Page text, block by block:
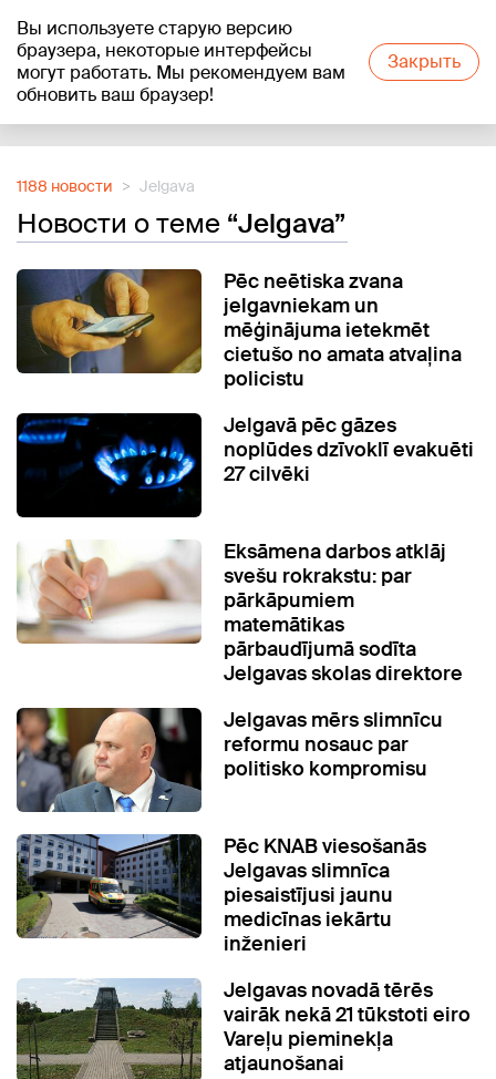
Вы используете старую версию
браузера, некоторые интерфейсы
могут работать. Мы рекомендуем вам
обновить ваш браузер!
Закрыть
+20°C
1188 новости Jelgava
Новости о теме “Jelgava”
Pēc neētiska zvana
jelgavniekam un
mēģinājuma ietekmēt
cietušo no amata atvaļina
policistu
Jelgavā pēc gāzes
noplūdes dzīvoklī evakuēti
27 cilvēki
Eksāmena darbos atklāj
svešu rokrakstu: par
pārkāpumiem
matemātikas
pārbaudījumā sodīta
Jelgavas skolas direktore
Jelgavas mērs slimnīcu
reformu nosauc par
politisko kompromisu
Pēc KNAB viesošanās
Jelgavas slimnīca
piesaistījusi jaunu
medicīnas iekārtu
inženieri
Jelgavas novadā tērēs
vairāk nekā 21 tūkstoti eiro
Vareļu pieminekļa
atjaunošanai